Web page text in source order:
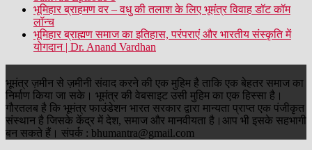
भूमिहार ब्राहमण वर – वधु की तलाश के लिए भूमंत्र विवाह डॉट कॉम
लॉन्च
भूमिहार ब्राह्मण समाज का इतिहास, परंपराएं और भारतीय संस्कृति में
योगदान | Dr. Anand Vardhan
भूमंत्र ज़मीन से ज़मीनी संवाद करने की एक मुहिम है ताकि एक बेहतर समाज का
निर्माण किया जा सके। भूमंत्र की वेबसाइट उसी मुहिम का एक हिस्सा है।
गौरतलब है कि भूमंत्र फाउंडेशन भारत सरकार द्वारा मान्यता प्राप्त एक पंजीकृत
संस्थान है जिसके केंद्र में देश, समाज और मानवीयता है।आप भी इसके सहभागी
बन सकते हैं। संपर्क : bhumantra@gmail.com